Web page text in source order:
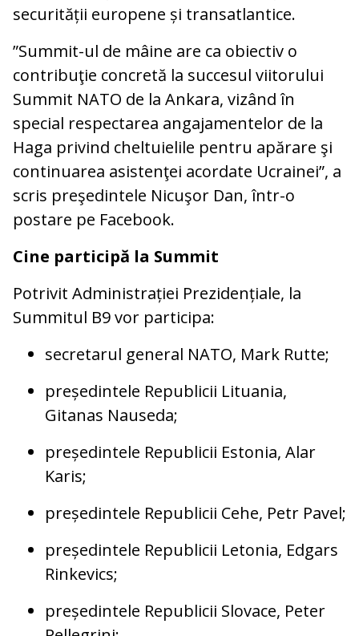
securității europene și transatlantice.
”Summit-ul de mâine are ca obiectiv o
contribuţie concretă la succesul viitorului
Summit NATO de la Ankara, vizând în
special respectarea angajamentelor de la
Haga privind cheltuielile pentru apărare şi
continuarea asistenţei acordate Ucrainei”, a
scris preşedintele Nicuşor Dan, într-o
postare pe Facebook.
Cine participă la Summit
Potrivit Administrației Prezidențiale, la
Summitul B9 vor participa:
secretarul general NATO, Mark Rutte;
președintele Republicii Lituania,
Gitanas Nauseda;
președintele Republicii Estonia, Alar
Karis;
președintele Republicii Cehe, Petr Pavel;
președintele Republicii Letonia, Edgars
Rinkevics;
președintele Republicii Slovace, Peter